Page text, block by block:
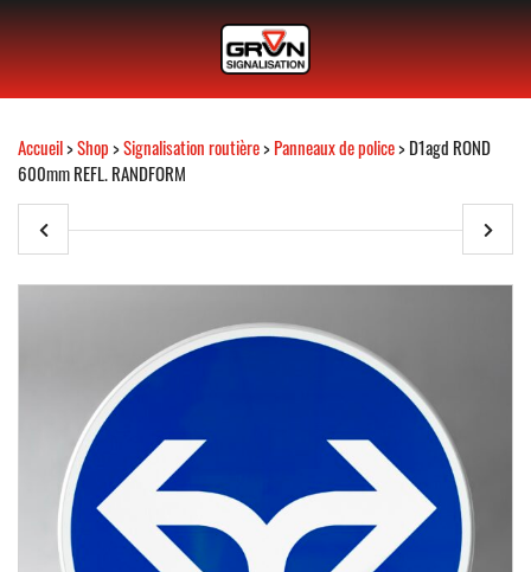
Accueil>Shop>Signalisation routière>Panneaux de police> D1agd ROND
600mm REFL. RANDFORM